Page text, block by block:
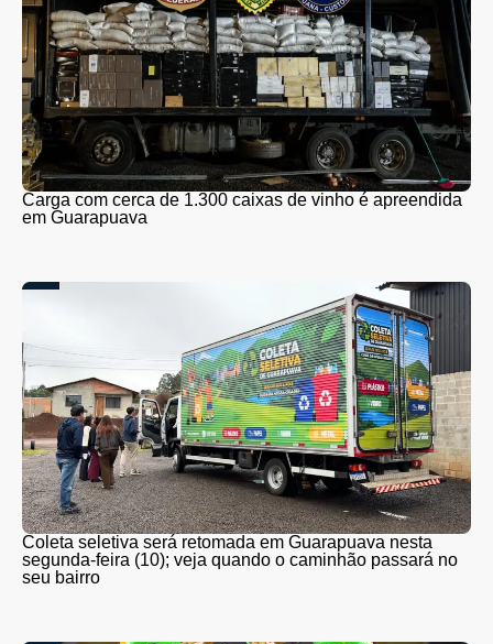
Carga com cerca de 1.300 caixas de vinho é apreendida
em Guarapuava
Coleta seletiva será retomada em Guarapuava nesta
segunda-feira (10); veja quando o caminhão passará no
seu bairro